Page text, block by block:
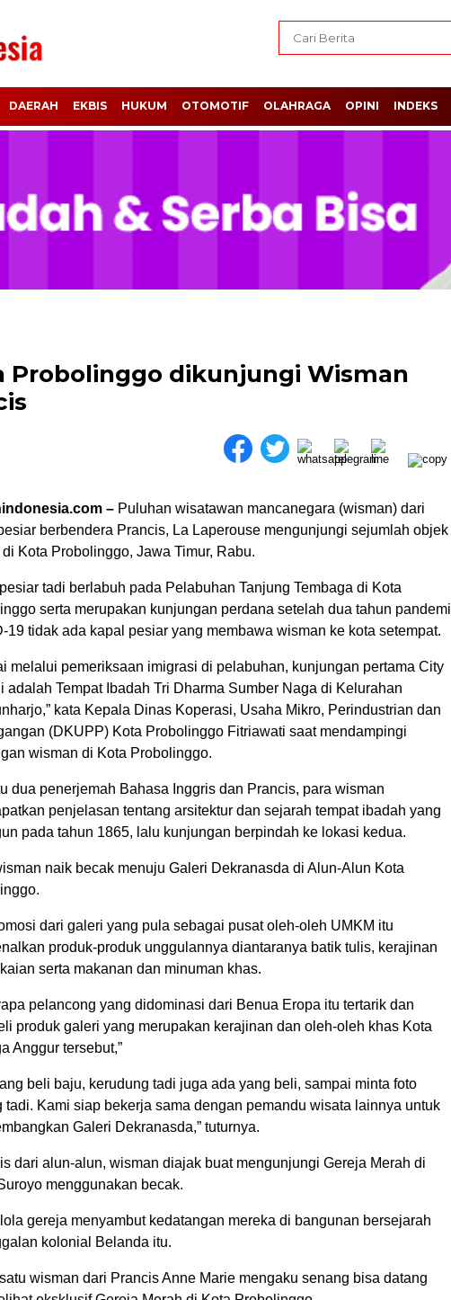
DAERAH EKBIS HUKUM OTOMOTIF OLAHRAGA OPINI INDEKS
Probolinggo dikunjungi Wisman
– Puluhan wisatawan mancanegara (wisman) dari
berbendera Prancis, La Laperouse mengunjungi sejumlah objek
Kota Probolinggo, Jawa Timur, Rabu.
tadi berlabuh pada Pelabuhan Tanjung Tembaga di Kota
serta merupakan kunjungan perdana setelah dua tahun pandemi
19 tidak ada kapal pesiar yang membawa wisman ke kota setempat.
melalui pemeriksaan imigrasi di pelabuhan, kunjungan pertama City
adalah Tempat Ibadah Tri Dharma Sumber Naga di Kelurahan
kata Kepala Dinas Koperasi, Usaha Mikro, Perindustrian dan
(DKUPP) Kota Probolinggo Fitriawati saat mendampingi
wisman di Kota Probolinggo.
dua penerjemah Bahasa Inggris dan Prancis, para wisman
penjelasan tentang arsitektur dan sejarah tempat ibadah yang
pada tahun 1865, lalu kunjungan berpindah ke lokasi kedua.
naik becak menuju Galeri Dekranasda di Alun-Alun Kota
dari galeri yang pula sebagai pusat oleh-oleh UMKM itu
produk-produk unggulannya diantaranya batik tulis, kerajinan
serta makanan dan minuman khas.
pelancong yang didominasi dari Benua Eropa itu tertarik dan
produk galeri yang merupakan kerajinan dan oleh-oleh khas Kota
Anggur tersebut,”
beli baju, kerudung tadi juga ada yang beli, sampai minta foto
tadi. Kami siap bekerja sama dengan pemandu wisata lainnya untuk
Galeri Dekranasda,” tuturnya.
dari alun-alun, wisman diajak buat mengunjungi Gereja Merah di
menggunakan becak.
gereja menyambut kedatangan mereka di bangunan bersejarah
kolonial Belanda itu.
wisman dari Prancis Anne Marie mengaku senang bisa datang